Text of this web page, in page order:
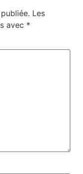
Les
avec *